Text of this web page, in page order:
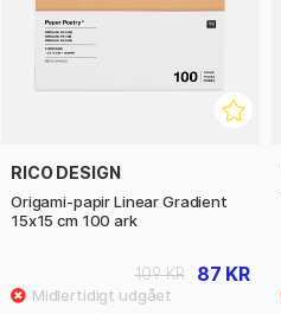
RICO DESIGN
Origami-papir Linear Gradient
15x15 cm 100 ark
87 KR
109 KR